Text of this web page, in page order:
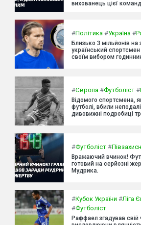
вихованець цієї
#Політика #Україна #
Близько 3 мільйонів на
український
своїм вибором
#Європа #Футболіст #
Відомого спортсмена,
футболі, вбили
дивовижні подробиці
#Футболіст #
Вражаючий вчинок!
готовий на серйозні
Мудрика.
#Кубок України #Ліга
#Футболіст
Раффаел згадував